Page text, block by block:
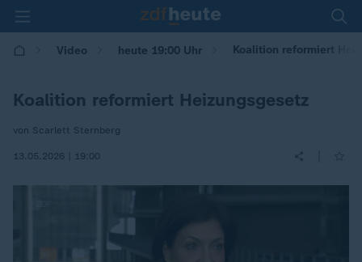
Video heute 19:00 Uhr Koalition reformiert
Koalition reformiert Heizungsgesetz
von Scarlett Sternberg
13.05.2026 | 19:00